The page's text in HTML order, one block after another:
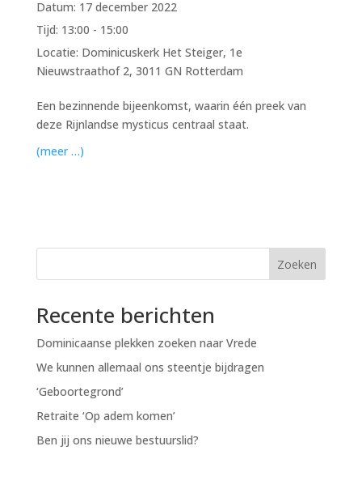
Datum: 17 december 2022
Tijd: 13:00 - 15:00
Locatie: Dominicuskerk Het Steiger, 1e
Nieuwstraathof 2, 3011 GN Rotterdam
Een bezinnende bijeenkomst, waarin één preek van
deze Rijnlandse mysticus centraal staat.
(meer …)
Zoeken
Recente berichten
Dominicaanse plekken zoeken naar Vrede
We kunnen allemaal ons steentje bijdragen
‘Geboortegrond’
Retraite ‘Op adem komen’
Ben jij ons nieuwe bestuurslid?